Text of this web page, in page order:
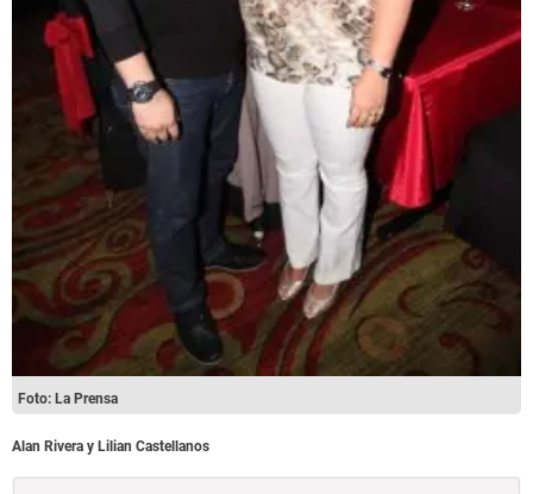
Foto: La Prensa
Alan Rivera y Lilian Castellanos